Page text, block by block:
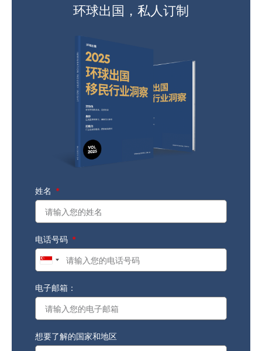
环球出国，私人订制
姓名
电话号码
Singapore
电子邮箱：
想要了解的国家和地区